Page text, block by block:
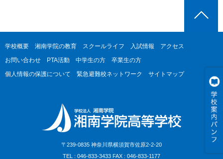
学校概要 湘南学院の教育 スクールライフ 入試情報
アクセス
お問い合わせ
PTA活動 中学生の方
卒業生の方
個人情報の保護について
緊急避難校ネットワーク サイトマップ
〒239-0835 神奈川県横須賀市佐原2-2-20
TEL : 046-833-3433 FAX : 046-833-1177